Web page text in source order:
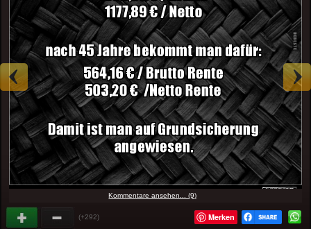
Kommentare ansehen... (9)
(+292) Merken